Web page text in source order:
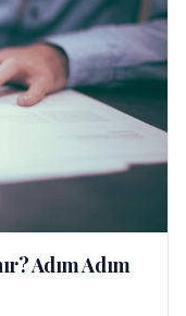
Adım Adım